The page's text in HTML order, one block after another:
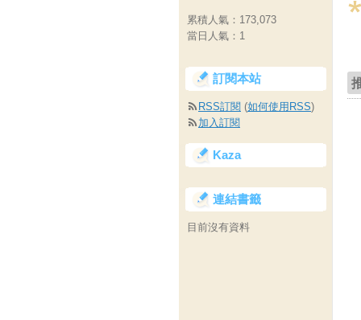
累積人氣： 173,073
當日人氣： 1
訂閱本站
RSS訂閱 (如何使用RSS)
加入訂閱
Kaza
連結書籤
目前沒有資料